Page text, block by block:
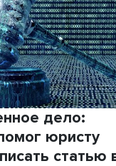
Рынок
продолжает
задачи,